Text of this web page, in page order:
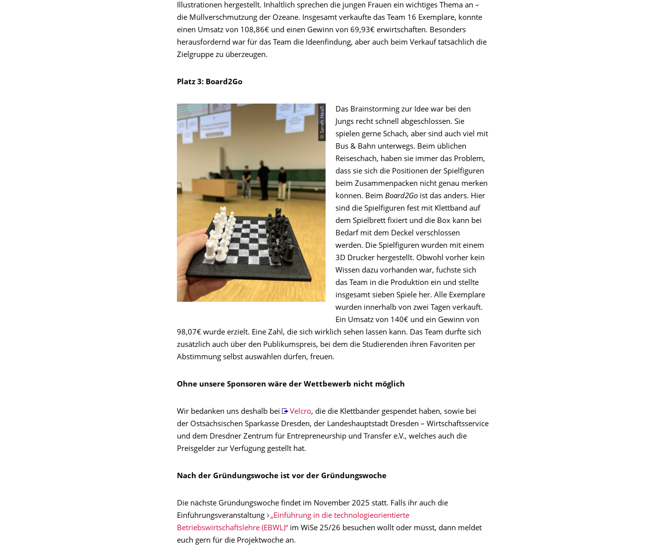
Illustrationen hergestellt. Inhaltlich sprechen die jungen Frauen ein wichtiges Thema an –
die Müllverschmutzung der Ozeane. Insgesamt verkaufte das Team 16 Exemplare, konnte
einen Umsatz von 108,86€ und einen Gewinn von 69,93€ erwirtschaften. Besonders
herausfordernd war für das Team die Ideenfindung, aber auch beim Verkauf tatsächlich die
Zielgruppe zu überzeugen.
Platz 3: Board2Go
© Sarah Haaß
Das Brainstorming zur Idee war bei den
Jungs recht schnell abgeschlossen. Sie
spielen gerne Schach, aber sind auch viel mit
Bus & Bahn unterwegs. Beim üblichen
Reiseschach, haben sie immer das Problem,
dass sie sich die Positionen der Spielfiguren
beim Zusammenpacken nicht genau merken
können. Beim Board2Go ist das anders. Hier
sind die Spielfiguren fest mit Klettband auf
dem Spielbrett fixiert und die Box kann bei
Bedarf mit dem Deckel verschlossen
werden. Die Spielfiguren wurden mit einem
3D Drucker hergestellt. Obwohl vorher kein
Wissen dazu vorhanden war, fuchste sich
das Team in die Produktion ein und stellte
insgesamt sieben Spiele her. Alle Exemplare
wurden innerhalb von zwei Tagen verkauft.
Ein Umsatz von 140€ und ein Gewinn von
98,07€ wurde erzielt. Eine Zahl, die sich wirklich sehen lassen kann. Das Team durfte sich
zusätzlich auch über den Publikumspreis, bei dem die Studierenden ihren Favoriten per
Abstimmung selbst auswählen dürfen, freuen.
Ohne unsere Sponsoren wäre der Wettbewerb nicht möglich
Wir bedanken uns deshalb bei Velcro, die die Klettbänder gespendet haben, sowie bei
der Ostsächsischen Sparkasse Dresden, der Landeshauptstadt Dresden – Wirtschaftsservice
und dem Dresdner Zentrum für Entrepreneurship und Transfer e.V., welches auch die
Preisgelder zur Verfügung gestellt hat.
Nach der Gründungswoche ist vor der Gründungswoche
Die nächste Gründungswoche findet im November 2025 statt. Falls ihr auch die
Einführungsveranstaltung
„Einführung in die technologieorientierte
Betriebswirtschaftslehre (EBWL)“ im WiSe 25/26 besuchen wollt oder müsst, dann meldet
euch gern für die Projektwoche an.